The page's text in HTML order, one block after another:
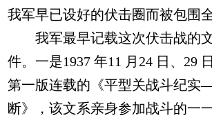
我军早已设好的伏击圈而被包围全
我军最早记载这次伏击战的
件。一是1937 年11 月24 日、29
第一版连载的《平型关战斗纪
断》，该文系亲身参加战斗的一